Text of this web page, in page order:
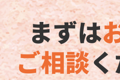
まずは
ご相談